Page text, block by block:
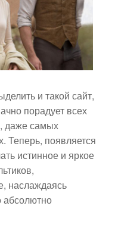
и такой сайт,
порадует всех
даже самых
Теперь, появляется
истинное и яркое
наслаждаясь
абсолютно